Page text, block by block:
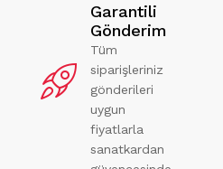
Garantili
Gönderim
Tüm
siparişleriniz
gönderileri
uygun
fiyatlarla
sanatkardan